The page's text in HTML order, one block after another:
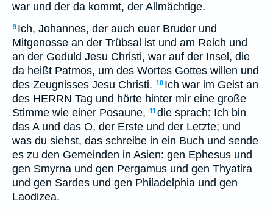
war und der da kommt, der Allmächtige.
9 Ich, Johannes, der auch euer Bruder und
Mitgenosse an der Trübsal ist und am Reich und
an der Geduld Jesu Christi, war auf der Insel, die
da heißt Patmos, um des Wortes Gottes willen und
des Zeugnisses Jesu Christi. 10 Ich war im Geist an
des HERRN Tag und hörte hinter mir eine große
Stimme wie einer Posaune, 11die sprach: Ich bin
das A und das O, der Erste und der Letzte; und
was du siehst, das schreibe in ein Buch und sende
es zu den Gemeinden in Asien: gen Ephesus und
gen Smyrna und gen Pergamus und gen Thyatira
und gen Sardes und gen Philadelphia und gen
Laodizea.